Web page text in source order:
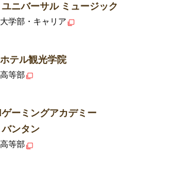
ニバーサル ミュージック
学部・キャリア
テル観光学院
等部
ーミングアカデミー
ンタン
等部